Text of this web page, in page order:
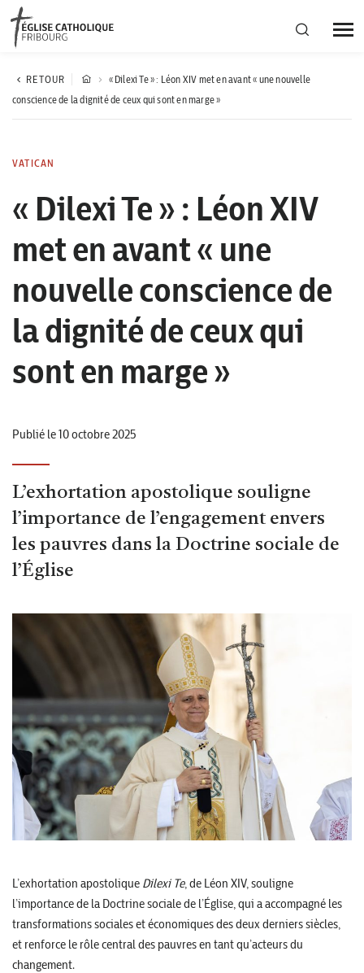
Région diocésaine
Corporation cantonale
RETOUR
« Dilexi Te » : Léon XIV met en avant « une nouvelle
conscience de la dignité de ceux qui sont en marge »
VATICAN
« Dilexi Te » : Léon XIV
met en avant « une
nouvelle conscience de
la dignité de ceux qui
sont en marge »
Publié le 10 octobre 2025
L’exhortation apostolique souligne
l’importance de l’engagement envers
les pauvres dans la Doctrine sociale de
l’Église
L’exhortation apostolique Dilexi Te, de Léon XIV, souligne
l’importance de la Doctrine sociale de l’Église, qui a accompagné les
transformations sociales et économiques des deux derniers siècles,
et renforce le rôle central des pauvres en tant qu’acteurs du
changement.